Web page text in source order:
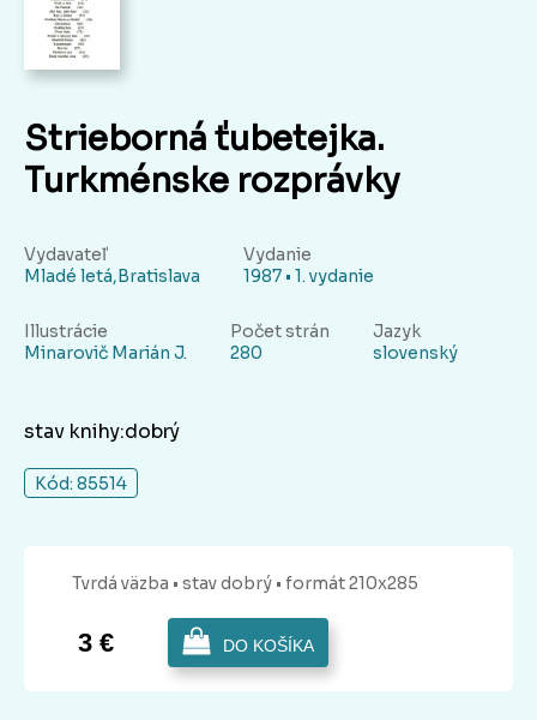
Strieborná ťubetejka.
Turkménske rozprávky
Vydavateľ
Mladé letá,Bratislava
Vydanie
1987 • 1. vydanie
Illustrácie
Minarovič Marián J.
Počet strán
280
Jazyk
slovenský
stav knihy:dobrý
Kód: 85514
Tvrdá väzba • stav dobrý • formát 210x285
3 € DO KOŠÍKA